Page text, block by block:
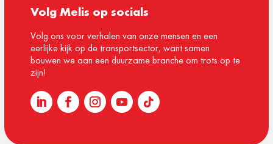
Volg Melis op socials
Volg ons voor verhalen van onze mensen en een
eerlijke kijk op de transportsector, want samen
bouwen we aan een duurzame branche om trots op te
zijn!